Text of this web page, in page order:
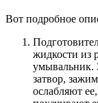
Вот подробное
жидкости из
умывальник.
затвор,
ослабляют